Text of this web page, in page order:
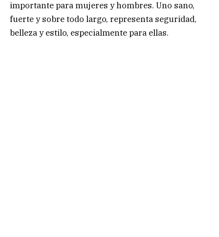
importante para mujeres y hombres. Uno sano,
fuerte y sobre todo largo, representa seguridad,
belleza y estilo, especialmente para ellas.